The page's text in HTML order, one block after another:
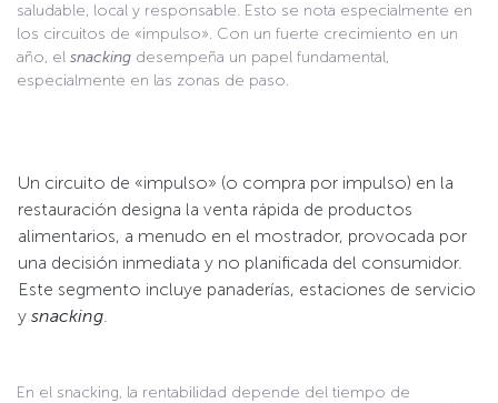
saludable, local y responsable. Esto se nota especialmente en
los circuitos de «impulso». Con un fuerte crecimiento en un
año, el snacking desempeña un papel fundamental,
especialmente en las zonas de paso.
Un circuito de «impulso» (o compra por impulso) en la
restauración designa la venta rápida de productos
alimentarios, a menudo en el mostrador, provocada por
una decisión inmediata y no planificada del consumidor.
Este segmento incluye panaderías, estaciones de servicio
y snacking.
En el snacking, la rentabilidad depende del tiempo de